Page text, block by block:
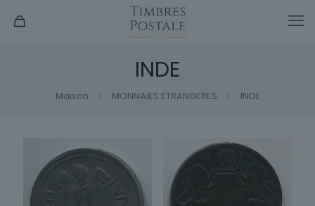
INDE
Maison MONNAIES ETRANGERES INDE